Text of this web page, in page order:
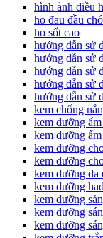
hình ảnh điều
ho đau đầu
ho sốt cao
hướng dẫn sử
hướng dẫn sử
hướng dẫn sử
hướng dẫn sử
hướng dẫn sử
kem chống
kem dưỡng
kem dưỡng
kem dưỡng
kem dưỡng
kem dưỡng da
kem dưỡng
kem dưỡng
kem dưỡng
kem dưỡng